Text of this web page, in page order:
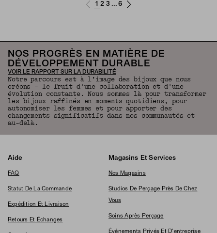
1 2 3 ... 6
NOS PROGRÈS EN MATIÈRE DE
DÉVELOPPEMENT DURABLE
VOIR LE RAPPORT SUR LA DURABILITÉ
Notre parcours est à l’image des bijoux que nous
créons – le fruit d'une collaboration et d'une
évolution constante. Nous sommes là pour transformer
les bijoux raffinés en moments quotidiens, pour
autonomiser les femmes et pour apporter des
changements significatifs dans nos communautés et
au-delà.
Aide
FAQ
Statut De La Commande
Expédition Et Livraison
Retours Et Échanges
Magasins Et Services
Nos Magasins
Studios De Perçage Près De Chez
Vous
Soins Après Perçage
Événements Privés Et D'entreprise